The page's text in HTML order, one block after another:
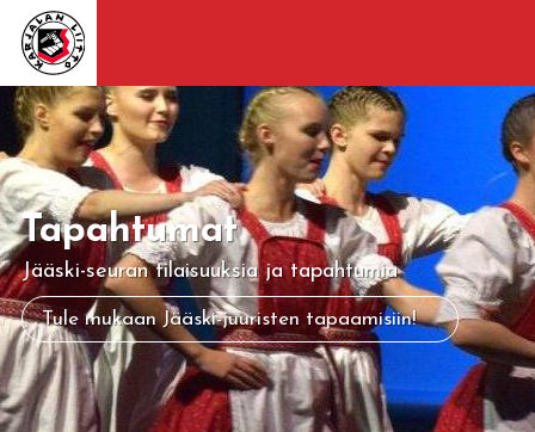
Tapahtumat
Jääski-seuran tilaisuuksia ja tapahtumia
Tule mukaan Jääski-juuristen tapaamisiin!